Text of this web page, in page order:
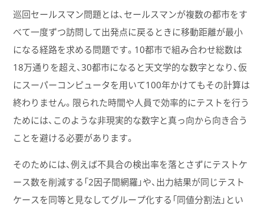
巡回セールスマン問題とは、セールスマンが複数の都市をす
べて一度ずつ訪問して出発点に戻るときに移動距離が最小
になる経路を求める問題です。10都市で組み合わせ総数は
18万通りを超え、30都市になると天文学的な数字となり、仮
にスーパーコンピュータを用いて100年かけてもその計算は
終わりません。限られた時間や人員で効率的にテストを行う
ためには、このような非現実的な数字と真っ向から向き合う
ことを避ける必要があります。
そのためには、例えば不具合の検出率を落とさずにテストケ
ース数を削減する「2因子間網羅」や、出力結果が同じテスト
ケースを同等と見なしてグループ化する「同値分割法」とい